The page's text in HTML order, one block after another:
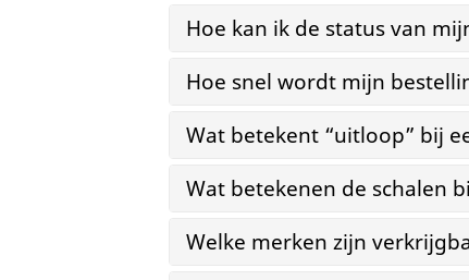
Hoe kan ik de status van
Hoe snel wordt mijn
Wat betekent “uitloop” bij
Wat betekenen de schalen
Welke merken zijn